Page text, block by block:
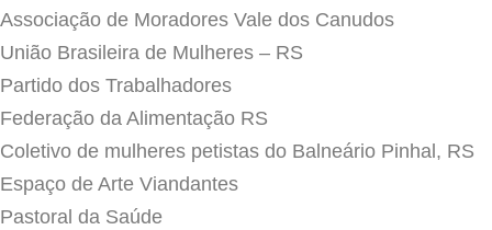
Associação de Moradores Vale dos Canudos
União Brasileira de Mulheres – RS
Partido dos Trabalhadores
Federação da Alimentação RS
Coletivo de mulheres petistas do Balneário Pinhal, RS
Espaço de Arte Viandantes
Pastoral da Saúde